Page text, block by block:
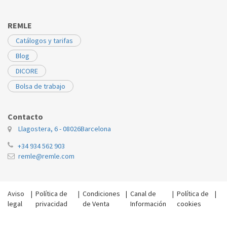
NEWPOL
NEWPOL
NEWPOL
NEWPOL
NEWPOL
S921
NEWPOL
REMLE
Catálogos y tarifas
Blog
DICORE
Bolsa de trabajo
Contacto
Llagostera, 6 - 08026Barcelona
+34 934 562 903
remle@remle.com
Aviso
legal
| Política de
privacidad
|Condiciones
de Venta
|Canal de
Información
| Política de
cookies
|